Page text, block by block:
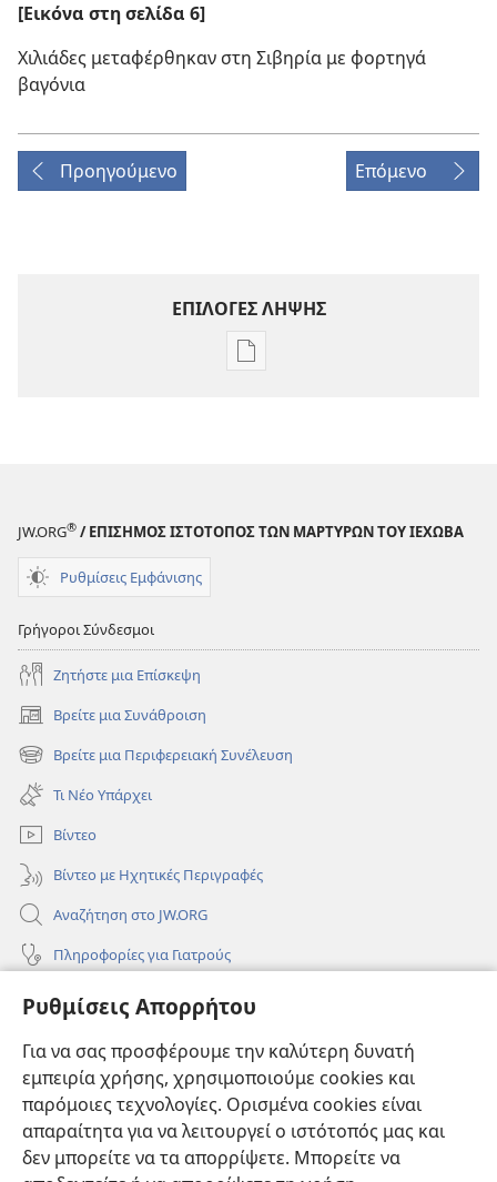
Ρυθμίσεις Απορρήτου
Για να σας προσφέρουμε την καλύτερη δυνατή
εμπειρία χρήσης, χρησιμοποιούμε cookies και
παρόμοιες τεχνολογίες. Ορισμένα cookies είναι
απαραίτητα για να λειτουργεί ο ιστότοπός μας και
δεν μπορείτε να τα απορρίψετε. Μπορείτε να
[Εικόνα στη σελίδα 6]
Χιλιάδες μεταφέρθηκαν στη Σιβηρία με φορτηγά
βαγόνια
Προηγούμενο Επόμενο
ΕΠΙΛΟΓΕΣ ΛΗΨΗΣ
Επιλογές
JW.ORG® / ΕΠΙΣΗΜΟΣ ΙΣΤΟΤΟΠΟΣ ΤΩΝ ΜΑΡΤΥΡΩΝ ΤΟΥ ΙΕΧΩΒΑ
Ρυθμίσεις Εμφάνισης
Γρήγοροι Σύνδεσμοι
Ζητήστε μια Επίσκεψη
Βρείτε μια Συνάθροιση
(ανοίγει
νέο
παράθυρο)
Βρείτε μια Περιφερειακή Συνέλευση
(ανοίγει
νέο
παράθυρο)
Τι Νέο Υπάρχει
Βίντεο
Βίντεο με Ηχητικές Περιγραφές
Αναζήτηση στο JW.ORG
Πληροφορίες για Γιατρούς
Πληροφορίες για Επίσημους Φορείς και ΜΜΕ
Συνεισφορές
(ανοίγει
παράθυρο)ΔΙΑΔΙΚΤΥΑΚΗ ΒΙΒΛΙΟΘΗΚΗ της Σκοπιάς™
(ανοίγει